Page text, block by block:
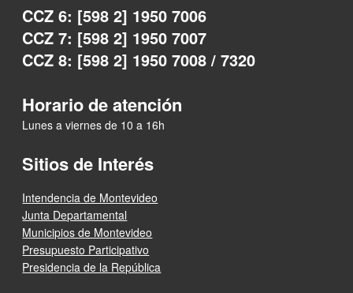
CCZ 6: [598 2] 1950 7006
CCZ 7: [598 2] 1950 7007
CCZ 8: [598 2] 1950 7008 / 7320
Horario de atención
Lunes a viernes de 10 a 16h
Sitios de Interés
Intendencia de Montevideo
Junta Departamental
Municipios de Montevideo
Presupuesto Participativo
Presidencia de la República